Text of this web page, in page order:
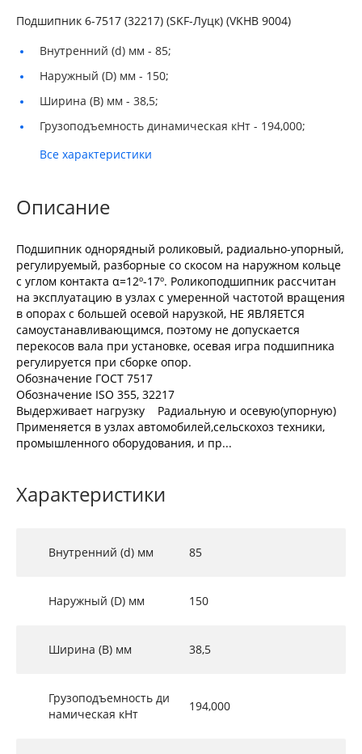
Подшипник 6-7517 (32217) (SKF-Луцк) (VKHB 9004)
Внутренний (d) мм - 85;
Наружный (D) мм - 150;
Ширина (B) мм - 38,5;
Грузоподъемность динамическая кНт - 194,000;
Все характеристики
Описание
Подшипник однорядный роликовый, радиально-упорный,
регулируемый, разборные со скосом на наружном кольце
с углом контакта α=12º-17º. Роликоподшипник рассчитан
на эксплуатацию в узлах с умеренной частотой вращения
в опорах с большей осевой нарузкой, НЕ ЯВЛЯЕТСЯ
самоустанавливающимся, поэтому не допускается
перекосов вала при установке, осевая игра подшипника
регулируется при сборке опор.
Обозначение ГОСТ 7517
Обозначение ISO 355, 32217
Выдерживает нагрузку Радиальную и осевую(упорную)
Применяется в узлах автомобилей,сельскохоз техники,
промышленного оборудования, и пр...
Характеристики
Внутренний (d) мм 85
Наружный (D) мм 150
Ширина (B) мм 38,5
Грузоподъемность ди
намическая кНт
194,000